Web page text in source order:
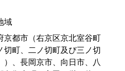
域
京都市（右京区京北室谷町
切町、二ノ切町及び三ノ切
）、長岡京市、向日市、八